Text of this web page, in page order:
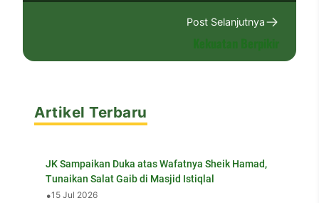
Post Selanjutnya
Artikel Terbaru
JK Sampaikan Duka atas Wafatnya Sheik Hamad,
Tunaikan Salat Gaib di Masjid Istiqlal
•15 Jul 2026